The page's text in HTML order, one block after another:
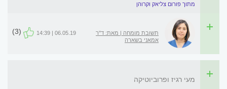
מתוך פורום צליאק וקרוהן
תשובת מומחה | מאת: ד''ר
אמאני בשארה
06.05.19 | 14:39
(3)
מעי רגיז ופרוביוטיקה